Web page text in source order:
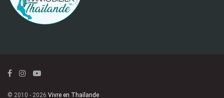
© 2010 - 2026 Vivre en Thaïlande